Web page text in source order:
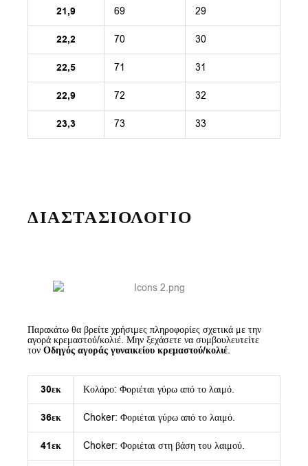
21,9 69 29
22,2 70 30
22,5 71 31
22,9 72 32
23,3 73 33
ΔΙΑΣΤΑΣΙΟΛΟΓΙΟ
Παρακάτω θα βρείτε χρήσιμες πληροφορίες σχετικά με την
αγορά κρεμαστού/κολιέ. Μην ξεχάσετε να συμβουλευτείτε
τον Οδηγός αγοράς γυναικείου κρεμαστού/κολιέ.
30εκ Κολάρο: Φοριέται γύρω από το λαιμό.
36εκ Choker: Φοριέται γύρω από το λαιμό.
41εκ Choker: Φοριέται στη βάση του λαιμού.